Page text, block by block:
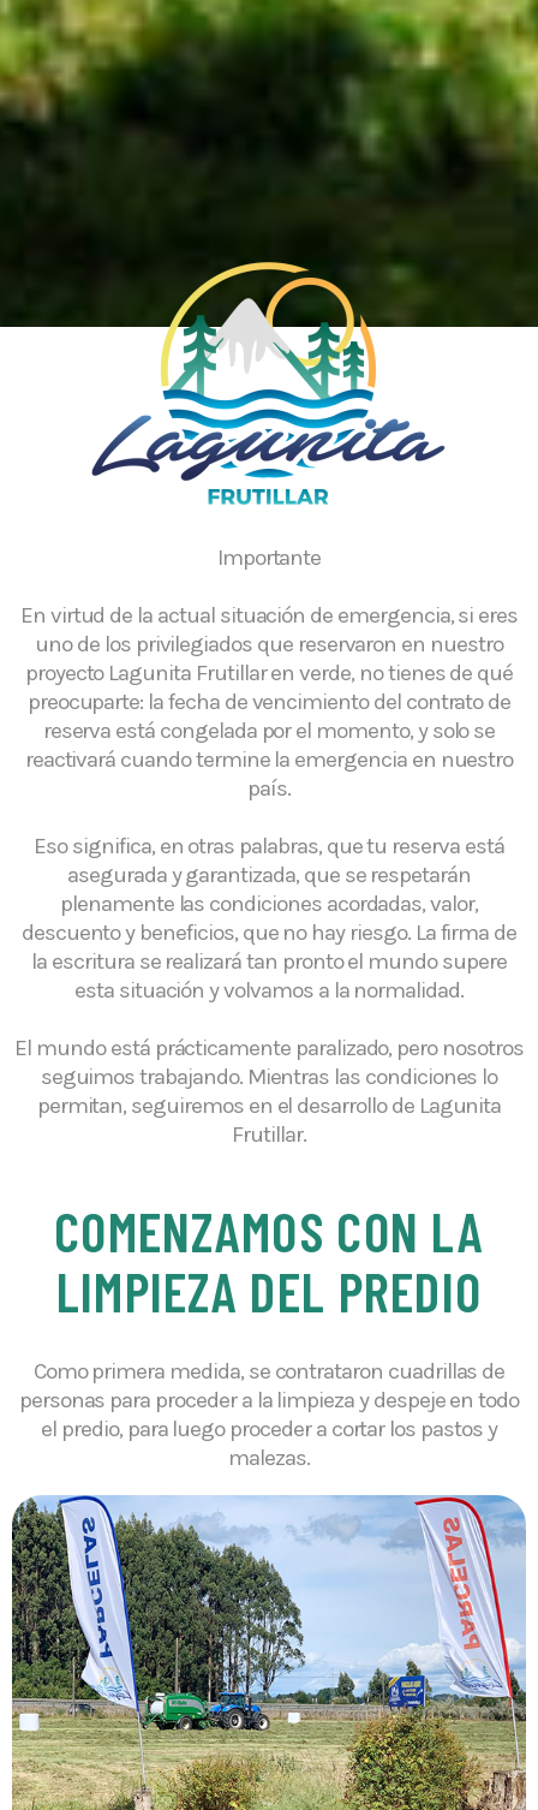
Importante
En virtud de la actual situación de emergencia, si eres
uno de los privilegiados que reservaron en nuestro
proyecto Lagunita Frutillar en verde, no tienes de qué
preocuparte: la fecha de vencimiento del contrato de
reserva está congelada por el momento, y solo se
reactivará cuando termine la emergencia en nuestro
país.
Eso significa, en otras palabras, que tu reserva está
asegurada y garantizada, que se respetarán
plenamente las condiciones acordadas, valor,
descuento y beneficios, que no hay riesgo. La firma de
la escritura se realizará tan pronto el mundo supere
esta situación y volvamos a la normalidad.
El mundo está prácticamente paralizado, pero nosotros
seguimos trabajando. Mientras las condiciones lo
permitan, seguiremos en el desarrollo de Lagunita
Frutillar.
COMENZAMOS CON LA
LIMPIEZA DEL PREDIO
Como primera medida, se contrataron cuadrillas de
personas para proceder a la limpieza y despeje en todo
el predio, para luego proceder a cortar los pastos y
malezas.